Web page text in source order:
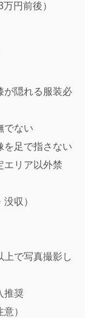
円前後）
が隠れる服装必
でない
を足で指さない
エリア以外禁
収）
上で写真撮影し
推奨
）